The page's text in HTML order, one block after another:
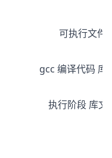
可执行文件
gcc 编译代码 库
执行阶段 库文